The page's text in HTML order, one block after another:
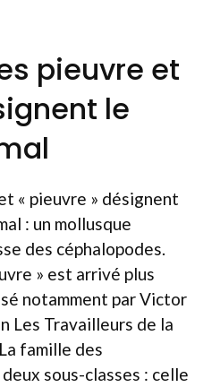
pieuvre et
le
« pieuvre » désignent
: un mollusque
des céphalopodes.
» est arrivé plus
notamment par Victor
Les Travailleurs de la
famille des
sous-classes : celle